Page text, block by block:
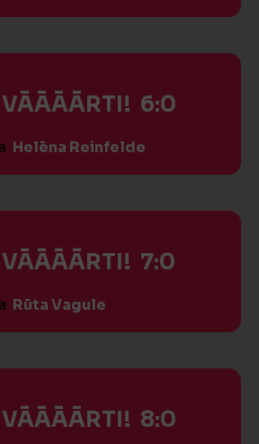
VĀĀĀĀRTI! 6:0
Helēna Reinfelde
VĀĀĀĀRTI! 7:0
Rūta Vagule
VĀĀĀĀRTI! 8:0